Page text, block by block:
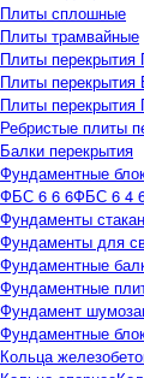
Плиты сплошные
Плиты трамвайные
Плиты перекрытия
Плиты
Плиты
Ребристые плиты
Балки перекрытия
Фундаментные
ФБС 6 6 6ФБС 6 4
Фундаменты
Фундаменты для
Фундаментные
Фундаментные
Фундамент
Фундаментные
Кольца